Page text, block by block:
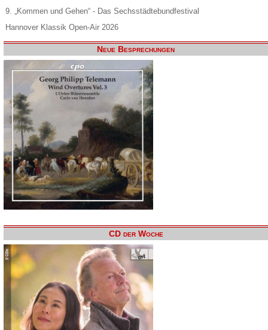
9. „Kommen und Gehen“ - Das Sechsstädtebundfestival
Hannover Klassik Open-Air 2026
Neue Besprechungen
CD der Woche